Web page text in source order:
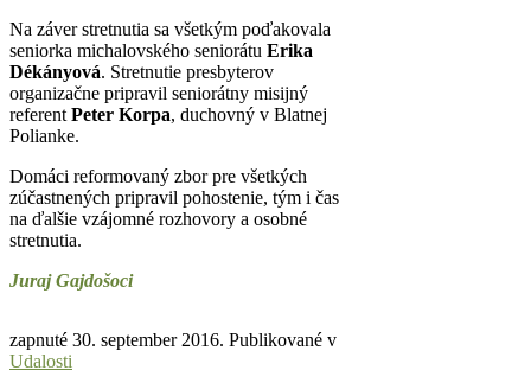
Na záver stretnutia sa všetkým poďakovala
seniorka michalovského seniorátu Erika
Dékányová. Stretnutie presbyterov
organizačne pripravil seniorátny misijný
referent Peter Korpa, duchovný v Blatnej
Polianke.
Domáci reformovaný zbor pre všetkých
zúčastnených pripravil pohostenie, tým i čas
na ďalšie vzájomné rozhovory a osobné
stretnutia.
Juraj Gajdošoci
zapnuté 30. september 2016. Publikované v
Udalosti